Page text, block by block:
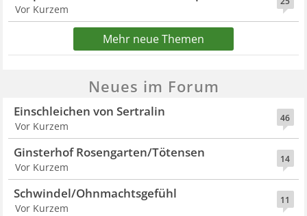
Vor Kurzem
Mehr neue Themen
Neues im Forum
46
Einschleichen von Sertralin
Vor Kurzem
14
Ginsterhof Rosengarten/Tötensen
Vor Kurzem
11
Schwindel/Ohnmachtsgefühl
Vor Kurzem